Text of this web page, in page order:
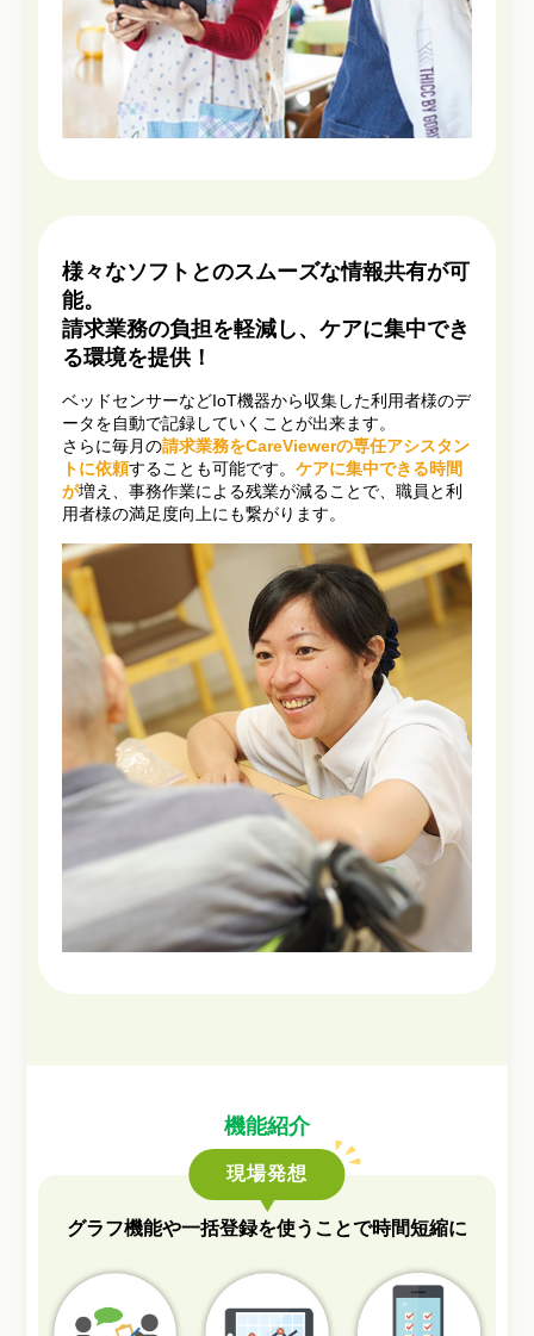
様々なソフトとのスムーズな情報共有が可
能。
請求業務の負担を軽減し、ケアに集中でき
る環境を提供！
ベッドセンサーなどIoT機器から収集した利用者様のデ
ータを自動で記録していくことが出来ます。
さらに毎月の請求業務をCareViewerの専任アシスタン
トに依頼することも可能です。ケアに集中できる時間
が増え、事務作業による残業が減ることで、職員と利
用者様の満足度向上にも繋がります。
機能紹介
現場発想
グラフ機能や一括登録を使うことで時間短縮に